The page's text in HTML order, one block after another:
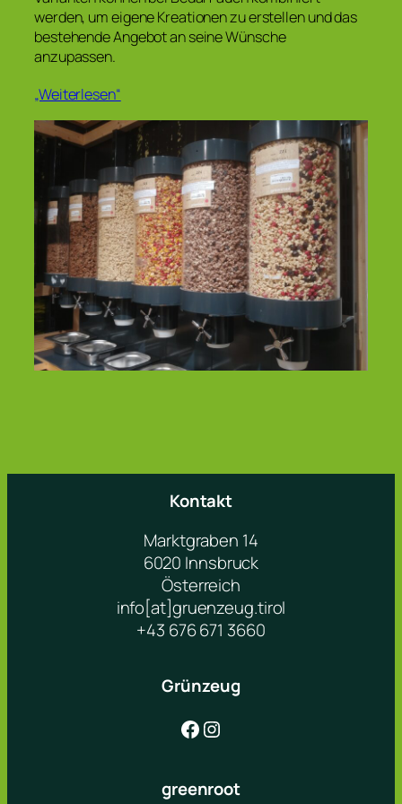
werden, um eigene Kreationen zu erstellen und das
bestehende Angebot an seine Wünsche
anzupassen.
„Weiterlesen“
Kontakt
Marktgraben 14
6020 Innsbruck
Österreich
info[at]gruenzeug.tirol
+43 676 671 3660
Grünzeug
Facebook Instagram
greenroot